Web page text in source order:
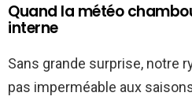
Quand la météo
interne
Sans grande surprise, notre
pas imperméable aux